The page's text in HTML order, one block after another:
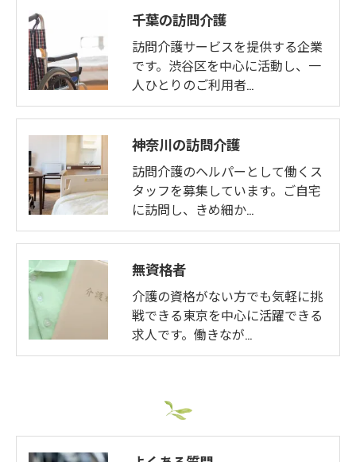
千葉の訪問介護
訪問介護サービスを提供する企業
です。渋谷区を中心に活動し、一
人ひとりのご利用者…
神奈川の訪問介護
訪問介護のヘルパーとして働くス
タッフを募集しています。ご自宅
に訪問し、きめ細か…
無資格者
介護の資格がない方でも気軽に挑
戦できる東京を中心に活躍できる
求人です。働きなが…